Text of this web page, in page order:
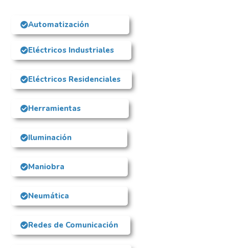
Automatización
Eléctricos Industriales
Eléctricos Residenciales
Herramientas
Iluminación
Maniobra
Neumática
Redes de Comunicación